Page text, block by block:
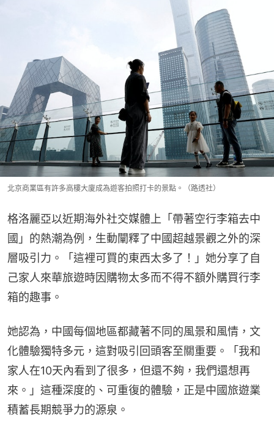
北京商業區有許多高樓大廈成為遊客拍照打卡的景點。（路透社）
格洛麗亞以近期海外社交媒體上「帶著空行李箱去中
國」的熱潮為例，生動闡釋了中國超越景觀之外的深
層吸引力。「這裡可買的東西太多了！」她分享了自
己家人來華旅遊時因購物太多而不得不額外購買行李
箱的趣事。
她認為，中國每個地區都藏著不同的風景和風情，文
化體驗獨特多元，這對吸引回頭客至關重要。「我和
家人在10天內看到了很多，但還不夠，我們還想再
來。」這種深度的、可重復的體驗，正是中國旅遊業
積蓄長期競爭力的源泉。